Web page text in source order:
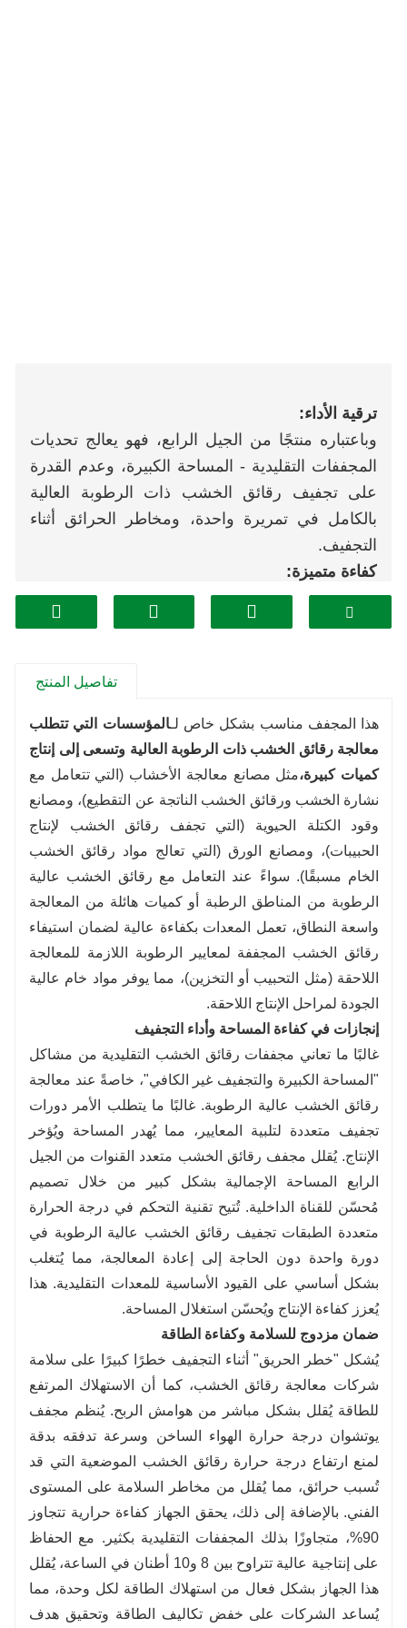
ترقية الأداء:
وباعتباره منتجًا من الجيل الرابع، فهو يعالج تحديات
المجففات التقليدية - المساحة الكبيرة، وعدم القدرة
على تجفيف رقائق الخشب ذات الرطوبة العالية
بالكامل في تمريرة واحدة، ومخاطر الحرائق أثناء
التجفيف.
كفاءة متميزة:
يحقق كفاءة حرارية تتجاوز 90% مع إنتاج ساعي
يتراوح من 8 إلى 10 أطنان، مما يوفر استهلاكًا أقل
تحقيق أقصى قدر من الأرباح، مما يجعلها الخيار
الأمثل لتجفيف رقائق الخشب عالية الحجم وعالية
الرطوبة.
تفاصيل المنتج
هذا المجفف مناسب بشكل خاص لـالمؤسسات التي تتطلب
معالجة رقائق الخشب ذات الرطوبة العالية وتسعى إلى إنتاج
كميات كبيرة،مثل مصانع معالجة الأخشاب (التي تتعامل مع
نشارة الخشب ورقائق الخشب الناتجة عن التقطيع)، ومصانع
وقود الكتلة الحيوية (التي تجفف رقائق الخشب لإنتاج
الحبيبات)، ومصانع الورق (التي تعالج مواد رقائق الخشب
الخام مسبقًا). سواءً عند التعامل مع رقائق الخشب عالية
الرطوبة من المناطق الرطبة أو كميات هائلة من المعالجة
واسعة النطاق، تعمل المعدات بكفاءة عالية لضمان استيفاء
رقائق الخشب المجففة لمعايير الرطوبة اللازمة للمعالجة
اللاحقة (مثل التحبيب أو التخزين)، مما يوفر مواد خام عالية
الجودة لمراحل الإنتاج اللاحقة.
إنجازات في كفاءة المساحة وأداء التجفيف
غالبًا ما تعاني مجففات رقائق الخشب التقليدية من مشاكل
"المساحة الكبيرة والتجفيف غير الكافي"، خاصةً عند معالجة
رقائق الخشب عالية الرطوبة. غالبًا ما يتطلب الأمر دورات
تجفيف متعددة لتلبية المعايير، مما يُهدر المساحة ويُؤخر
الإنتاج. يُقلل مجفف رقائق الخشب متعدد القنوات من الجيل
الرابع المساحة الإجمالية بشكل كبير من خلال تصميم
مُحسّن للقناة الداخلية. تُتيح تقنية التحكم في درجة الحرارة
متعددة الطبقات تجفيف رقائق الخشب عالية الرطوبة في
دورة واحدة دون الحاجة إلى إعادة المعالجة، مما يُتغلب
بشكل أساسي على القيود الأساسية للمعدات التقليدية. هذا
يُعزز كفاءة الإنتاج ويُحسّن استغلال المساحة.
ضمان مزدوج للسلامة وكفاءة الطاقة
يُشكل "خطر الحريق" أثناء التجفيف خطرًا كبيرًا على سلامة
شركات معالجة رقائق الخشب، كما أن الاستهلاك المرتفع
للطاقة يُقلل بشكل مباشر من هوامش الربح. يُنظم مجفف
يوتشوان درجة حرارة الهواء الساخن وسرعة تدفقه بدقة
لمنع ارتفاع درجة حرارة رقائق الخشب الموضعية التي قد
تُسبب حرائق، مما يُقلل من مخاطر السلامة على المستوى
الفني. بالإضافة إلى ذلك، يحقق الجهاز كفاءة حرارية تتجاوز
90%، متجاوزًا بذلك المجففات التقليدية بكثير. مع الحفاظ
على إنتاجية عالية تتراوح بين 8 و10 أطنان في الساعة، يُقلل
هذا الجهاز بشكل فعال من استهلاك الطاقة لكل وحدة، مما
يُساعد الشركات على خفض تكاليف الطاقة وتحقيق هدف